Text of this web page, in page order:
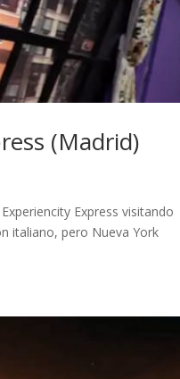
(Madrid)
Express visitando
italiano, pero Nueva York